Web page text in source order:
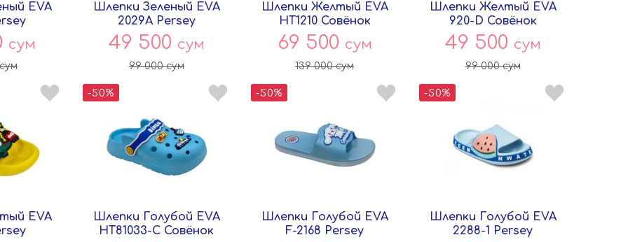
EVA
сум
сум
Шлепки Зеленый EVA
2029A Persey
49 500 сум
99 000сум
Шлепки Желтый EVA
HT1210 Совёнок
69 500 сум
139 000сум
Шлепки Желтый EVA
920-D Совёнок
49 500 сум
99 000сум
EVA
-50%
Шлепки Голубой EVA
HT81033-C Совёнок
-50%
Шлепки Голубой EVA
F-2168 Persey
-50%
Шлепки Голубой EVA
2288-1 Persey